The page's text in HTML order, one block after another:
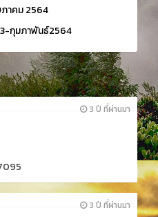
าคม 2564
กุมภาพันธ์2564
3 ปี ที่ผ่านมา
3 ปี ที่ผ่านมา